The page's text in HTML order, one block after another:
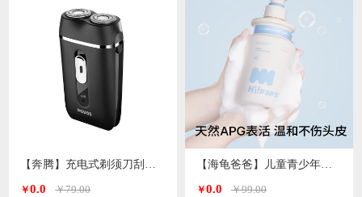
【奔腾】充电式剃须刀刮胡刀PQ8602
￥0.0 ￥79.00
【海龟爸爸】儿童青少年沐浴露/洗发水500ml/瓶
￥0.0 ￥99.00